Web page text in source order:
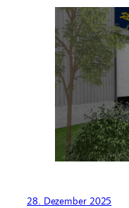
28. Dezember 2025